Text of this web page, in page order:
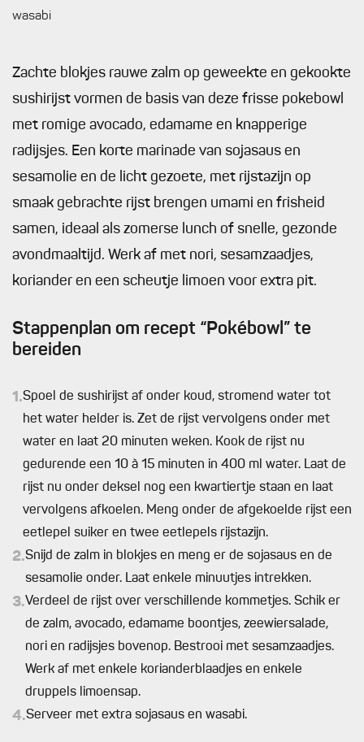
wasabi
Zachte blokjes rauwe zalm op geweekte en gekookte
sushirijst vormen de basis van deze frisse pokebowl
met romige avocado, edamame en knapperige
radijsjes. Een korte marinade van sojasaus en
sesamolie en de licht gezoete, met rijstazijn op
smaak gebrachte rijst brengen umami en frisheid
samen, ideaal als zomerse lunch of snelle, gezonde
avondmaaltijd. Werk af met nori, sesamzaadjes,
koriander en een scheutje limoen voor extra pit.
Stappenplan om recept “Pokébowl” te
bereiden
1.Spoel de sushirijst af onder koud, stromend water tot
het water helder is. Zet de rijst vervolgens onder met
water en laat 20 minuten weken. Kook de rijst nu
gedurende een 10 à 15 minuten in 400 ml water. Laat de
rijst nu onder deksel nog een kwartiertje staan en laat
vervolgens afkoelen. Meng onder de afgekoelde rijst een
eetlepel suiker en twee eetlepels rijstazijn.
2.Snijd de zalm in blokjes en meng er de sojasaus en de
sesamolie onder. Laat enkele minuutjes intrekken.
3.Verdeel de rijst over verschillende kommetjes. Schik er
de zalm, avocado, edamame boontjes, zeewiersalade,
nori en radijsjes bovenop. Bestrooi met sesamzaadjes.
Werk af met enkele korianderblaadjes en enkele
druppels limoensap.
4.Serveer met extra sojasaus en wasabi.